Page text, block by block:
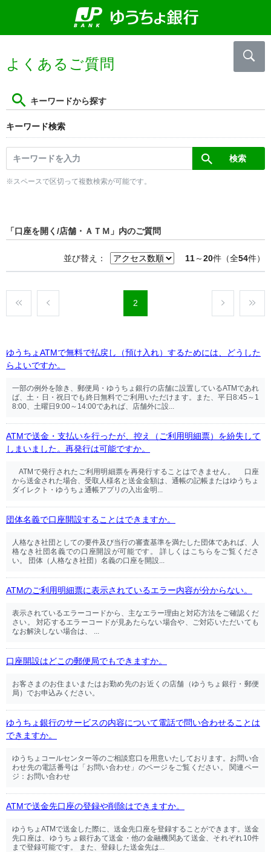
よくあるご質問
キーワードから探す
キーワード検索
※スペースで区切って複数検索が可能です。
「口座を開く/店舗・ＡＴＭ」内のご質問
並び替え： 11～20件（全54件）
2
ゆうちょATMで無料で払戻し（預け入れ）するためには、どうした
らよいですか。
一部の例外を除き、郵便局・ゆうちょ銀行の店舗に設置しているATMであれ
ば、土・日・祝日でも終日無料でご利用いただけます。また、平日8:45～1
8:00、土曜日9:00～14:00であれば、店舗外に設...
ATMで送金・支払いを行ったが、控え（ご利用明細票）を紛失して
しまいました。再発行は可能ですか。
ATMで発行されたご利用明細票を再発行することはできません。 口座
から送金された場合、受取人様名と送金金額は、通帳の記帳またはゆうちょ
ダイレクト・ゆうちょ通帳アプリの入出金明...
団体名義で口座開設することはできますか。
人格なき社団としての要件及び当行の審査基準を満たした団体であれば、人
格なき社団名義での口座開設が可能です。 詳しくはこちらをご覧くださ
い。 団体（人格なき社団）名義の口座を開設...
ATMのご利用明細票に表示されているエラー内容が分からない。
表示されているエラーコードから、主なエラー理由と対応方法をご確認くだ
さい。 対応するエラーコードが見あたらない場合や、ご対応いただいても
なお解決しない場合は、 ...
口座開設はどこの郵便局でもできますか。
お客さまのお住まいまたはお勤め先のお近くの店舗（ゆうちょ銀行・郵便
局）でお申込みください。
ゆうちょ銀行のサービスの内容について電話で問い合わせることは
できますか。
ゆうちょコールセンター等のご相談窓口を用意いたしております。お問い合
わせ先の電話番号は「お問い合わせ」のページをご覧ください。 関連ペー
ジ：お問い合わせ
ATMで送金先口座の登録や削除はできますか。
ゆうちょATMで送金した際に、送金先口座を登録することができます。送金
先口座は、ゆうちょ銀行あて送金・他の金融機関あて送金、それぞれ10件
まで登録可能です。 また、登録した送金先は...